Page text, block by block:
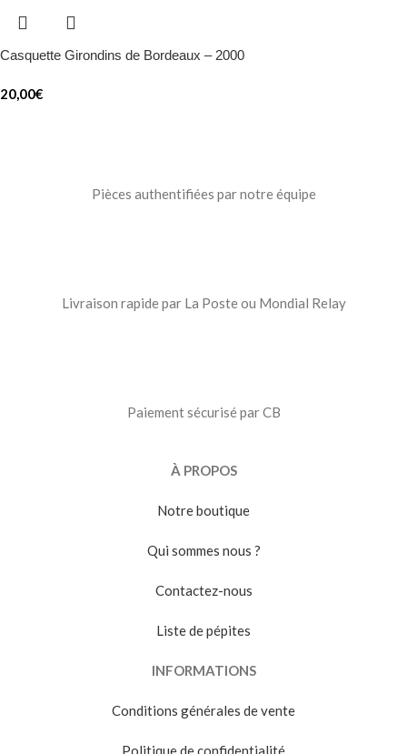
Casquette Girondins de Bordeaux – 2000
20,00€
Pièces authentifiées par notre équipe
Livraison rapide par La Poste ou Mondial Relay
Paiement sécurisé par CB
À PROPOS
Notre boutique
Qui sommes nous ?
Contactez-nous
Liste de pépites
INFORMATIONS
Conditions générales de vente
Politique de confidentialité